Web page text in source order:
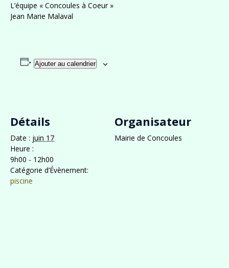
L’équipe « Concoules à Coeur »
Jean Marie Malaval
Ajouter au calendrier
Détails
Date : juin 17
Heure :
9h00 - 12h00
Catégorie d’Évènement:
piscine
Organisateur
Mairie de Concoules